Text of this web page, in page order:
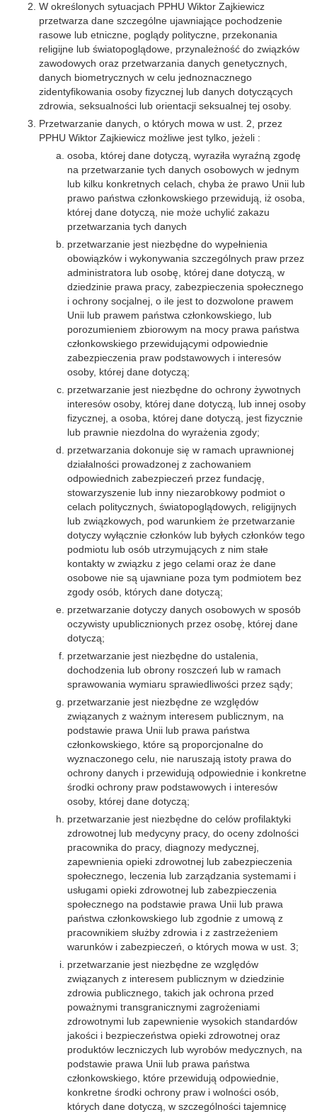
W określonych sytuacjach PPHU Wiktor Zajkiewicz
przetwarza dane szczególne ujawniające pochodzenie
rasowe lub etniczne, poglądy polityczne, przekonania
religijne lub światopoglądowe, przynależność do związków
zawodowych oraz przetwarzania danych genetycznych,
danych biometrycznych w celu jednoznacznego
zidentyfikowania osoby fizycznej lub danych dotyczących
zdrowia, seksualności lub orientacji seksualnej tej osoby.
Przetwarzanie danych, o których mowa w ust. 2, przez
PPHU Wiktor Zajkiewicz możliwe jest tylko, jeżeli :
osoba, której dane dotyczą, wyraziła wyraźną zgodę
na przetwarzanie tych danych osobowych w jednym
lub kilku konkretnych celach, chyba że prawo Unii lub
prawo państwa członkowskiego przewidują, iż osoba,
której dane dotyczą, nie może uchylić zakazu
przetwarzania tych danych
przetwarzanie jest niezbędne do wypełnienia
obowiązków i wykonywania szczególnych praw przez
administratora lub osobę, której dane dotyczą, w
dziedzinie prawa pracy, zabezpieczenia społecznego
i ochrony socjalnej, o ile jest to dozwolone prawem
Unii lub prawem państwa członkowskiego, lub
porozumieniem zbiorowym na mocy prawa państwa
członkowskiego przewidującymi odpowiednie
zabezpieczenia praw podstawowych i interesów
osoby, której dane dotyczą;
przetwarzanie jest niezbędne do ochrony żywotnych
interesów osoby, której dane dotyczą, lub innej osoby
fizycznej, a osoba, której dane dotyczą, jest fizycznie
lub prawnie niezdolna do wyrażenia zgody;
przetwarzania dokonuje się w ramach uprawnionej
działalności prowadzonej z zachowaniem
odpowiednich zabezpieczeń przez fundację,
stowarzyszenie lub inny niezarobkowy podmiot o
celach politycznych, światopoglądowych, religijnych
lub związkowych, pod warunkiem że przetwarzanie
dotyczy wyłącznie członków lub byłych członków tego
podmiotu lub osób utrzymujących z nim stałe
kontakty w związku z jego celami oraz że dane
osobowe nie są ujawniane poza tym podmiotem bez
zgody osób, których dane dotyczą;
przetwarzanie dotyczy danych osobowych w sposób
oczywisty upublicznionych przez osobę, której dane
dotyczą;
przetwarzanie jest niezbędne do ustalenia,
dochodzenia lub obrony roszczeń lub w ramach
sprawowania wymiaru sprawiedliwości przez sądy;
przetwarzanie jest niezbędne ze względów
związanych z ważnym interesem publicznym, na
podstawie prawa Unii lub prawa państwa
członkowskiego, które są proporcjonalne do
wyznaczonego celu, nie naruszają istoty prawa do
ochrony danych i przewidują odpowiednie i konkretne
środki ochrony praw podstawowych i interesów
osoby, której dane dotyczą;
przetwarzanie jest niezbędne do celów profilaktyki
zdrowotnej lub medycyny pracy, do oceny zdolności
pracownika do pracy, diagnozy medycznej,
zapewnienia opieki zdrowotnej lub zabezpieczenia
społecznego, leczenia lub zarządzania systemami i
usługami opieki zdrowotnej lub zabezpieczenia
społecznego na podstawie prawa Unii lub prawa
państwa członkowskiego lub zgodnie z umową z
pracownikiem służby zdrowia i z zastrzeżeniem
warunków i zabezpieczeń, o których mowa w ust. 3;
przetwarzanie jest niezbędne ze względów
związanych z interesem publicznym w dziedzinie
zdrowia publicznego, takich jak ochrona przed
poważnymi transgranicznymi zagrożeniami
zdrowotnymi lub zapewnienie wysokich standardów
jakości i bezpieczeństwa opieki zdrowotnej oraz
produktów leczniczych lub wyrobów medycznych, na
podstawie prawa Unii lub prawa państwa
członkowskiego, które przewidują odpowiednie,
konkretne środki ochrony praw i wolności osób,
których dane dotyczą, w szczególności tajemnicę